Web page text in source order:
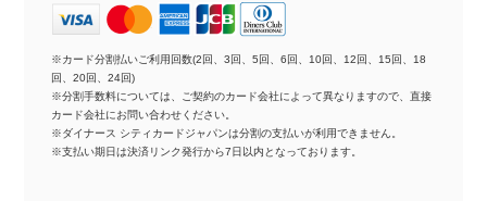
※カード分割払いご利用回数(2回、3回、5回、6回、10回、12回、15回、18
回、20回、24回)
※分割手数料については、ご契約のカード会社によって異なりますので、直接
カード会社にお問い合わせください。
※ダイナース シティカードジャパンは分割の支払いが利用できません。
※支払い期日は決済リンク発行から7日以内となっております。